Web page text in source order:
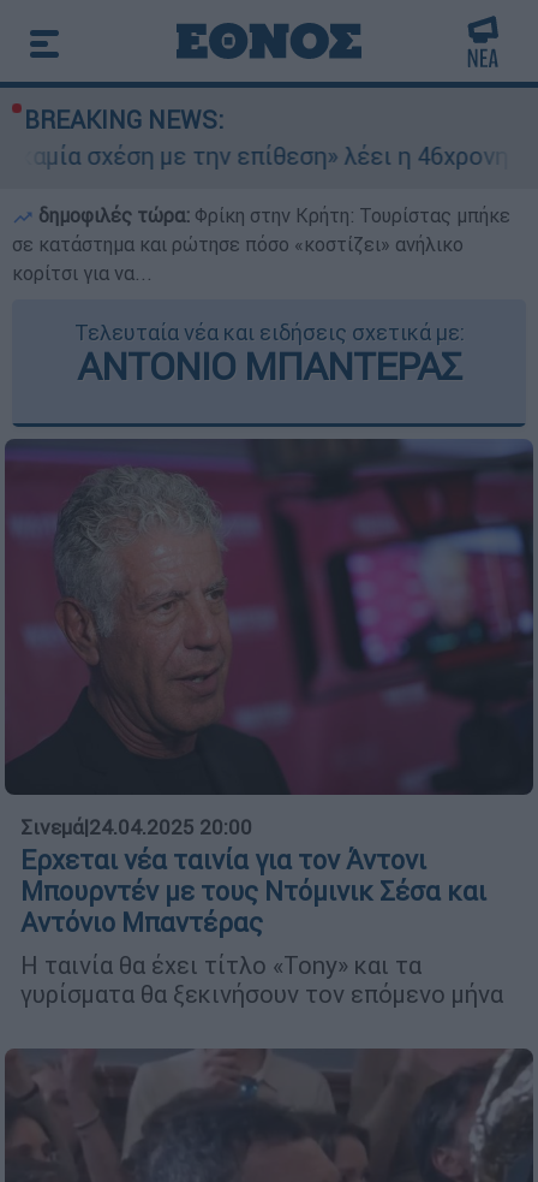
BREAKING NEWS:
με την επίθεση» λέει η 46χρονη - Τι
δημοφιλές τώρα: Φρίκη στην Κρήτη: Τουρίστας μπήκε
σε κατάστημα και ρώτησε πόσο «κοστίζει» ανήλικο
κορίτσι για να...
Τελευταία νέα και ειδήσεις σχετικά με:
ΑΝΤΟΝΙΟ ΜΠΑΝΤΕΡΑΣ
Σινεμά|24.04.2025 20:00
Ερχεται νέα ταινία για τον Άντονι
Μπουρντέν με τους Ντόμινικ Σέσα και
Αντόνιο Μπαντέρας
Η ταινία θα έχει τίτλο «Tony» και τα
γυρίσματα θα ξεκινήσουν τον επόμενο μήνα